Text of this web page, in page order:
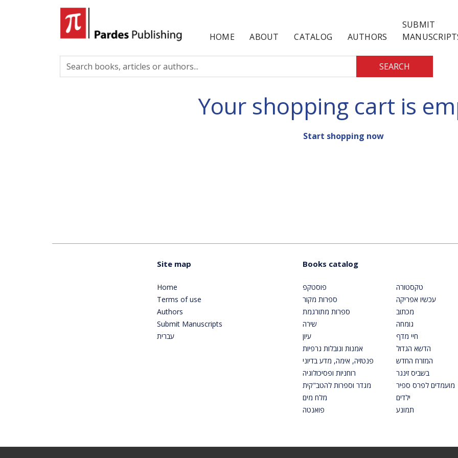
HOME ABOUT CATALOG AUTHORS
SUBMIT
SEARCH
Your shopping cart is
Start shopping now
Site map
Home
Terms of use
Authors
Submit Manuscripts
עברית
Books catalog
פוסטקפ
ספרות מקור
ספרות מתורגמת
שירה
עיון
אמנות ונובלות גרפיות
פנטזיה, אימה, מדע בדיוני
רוחניות ופסיכולוגיה
מגדר וספרות להטב"קית
מלח מים
פואנטה
טקסטורה
עכשיו אפריקה
מכתוב
גומחה
חיי מדף
הדשא הגדול
המזרח החדש
בשביס זינגר
מועמדים לפרס ספיר
ילדים
תמונע